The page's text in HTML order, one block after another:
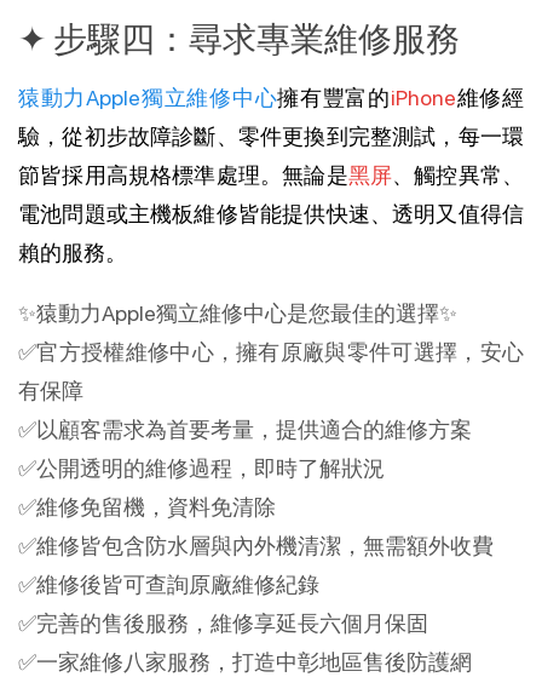
✦ 步驟四：尋求專業維修服務
猿動力Apple獨立維修中心擁有豐富的iPhone維修經
驗，從初步故障診斷、零件更換到完整測試，每一環
節皆採用高規格標準處理。無論是黑屏、觸控異常、
電池問題或主機板維修皆能提供快速、透明又值得信
賴的服務。
✨猿動力Apple獨立維修中心是您最佳的選擇✨
✅官方授權維修中心，擁有原廠與零件可選擇，安心
有保障
✅以顧客需求為首要考量，提供適合的維修方案
✅公開透明的維修過程，即時了解狀況
✅維修免留機，資料免清除
✅維修皆包含防水層與內外機清潔，無需額外收費
✅維修後皆可查詢原廠維修紀錄
✅完善的售後服務，維修享延長六個月保固
✅一家維修八家服務，打造中彰地區售後防護網